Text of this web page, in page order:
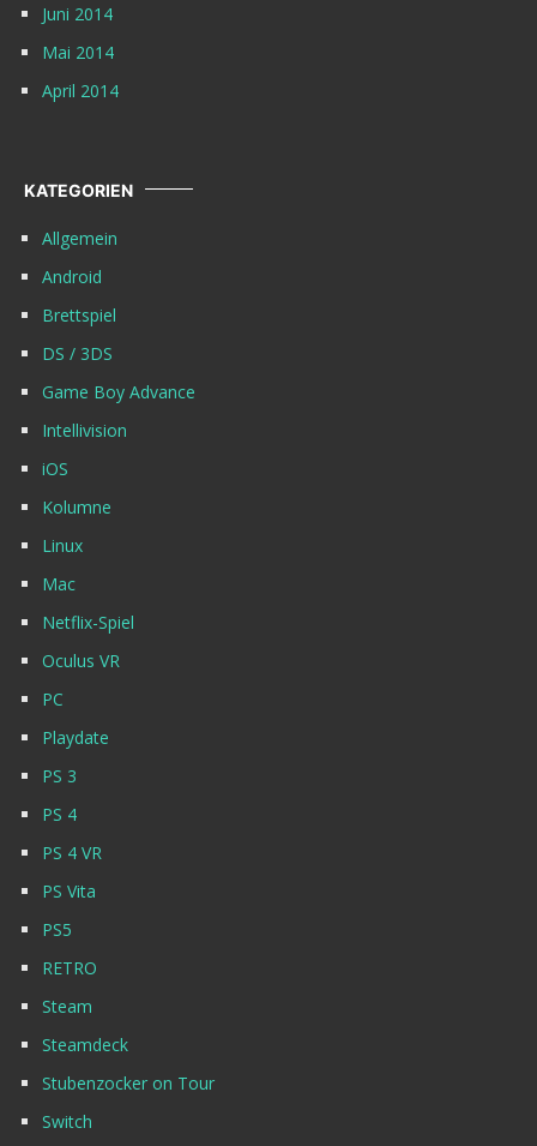
Juni 2014
Mai 2014
April 2014
KATEGORIEN
Allgemein
Android
Brettspiel
DS / 3DS
Game Boy Advance
Intellivision
iOS
Kolumne
Linux
Mac
Netflix-Spiel
Oculus VR
PC
Playdate
PS 3
PS 4
PS 4 VR
PS Vita
PS5
RETRO
Steam
Steamdeck
Stubenzocker on Tour
Switch